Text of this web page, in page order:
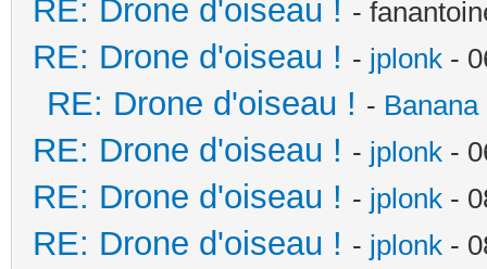
RE: Drone d'oiseau ! -
RE: Drone d'oiseau ! - jplonk -
RE: Drone d'oiseau ! -
RE: Drone d'oiseau ! - jplonk -
RE: Drone d'oiseau ! - jplonk -
RE: Drone d'oiseau ! - jplonk -